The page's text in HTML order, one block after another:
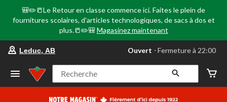
🎒✏️📒Le Retour en classe commence ici. Faites le plein de
fournitures scolaires, d'articles technologiques, de sacs à dos et
plus.📒✏️🎒 Magasinez maintenant
votre
préféré
Leduc,
AB,
courament
Leduc, AB Ouvert ⋅ Fermeture à 22:00
Recherche